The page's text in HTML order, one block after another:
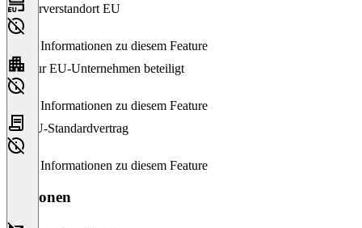
Serverstandort EU
Keine Informationen zu diesem Feature
Nur EU-Unternehmen beteiligt
Keine Informationen zu diesem Feature
EU-Standardvertrag
Keine Informationen zu diesem Feature
Versionen